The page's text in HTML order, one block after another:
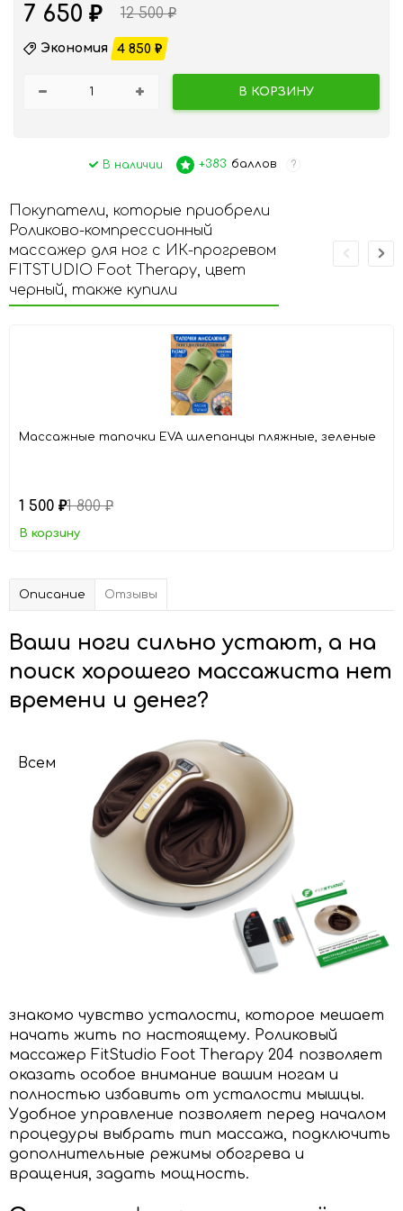
7 650 ₽ 12 500₽
Экономия 4 850 ₽
В КОРЗИНУ
+383 баллов ?
В наличии
Покупатели, которые приобрели
Роликово-компрессионный
массажер для ног с ИК-прогревом
FITSTUDIO Foot Therapy, цвет
черный, также купили
Массажные тапочки EVA шлепанцы пляжные, зеленые
1 500 ₽1 800₽
В корзину
Описание Отзывы
Ваши ноги сильно устают, а на
поиск хорошего массажиста нет
времени и денег?
Всем
знакомо чувство усталости, которое мешает
начать жить по настоящему. Роликовый
массажер FitStudio Foot Therapy 204 позволяет
оказать особое внимание вашим ногам и
полностью избавить от усталости мышцы.
Удобное управление позволяет перед началом
процедуры выбрать тип массажа, подключить
дополнительные режимы обогрева и
вращения, задать мощность.